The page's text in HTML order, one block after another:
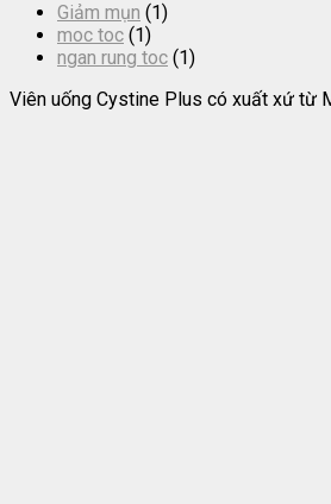
Giảm mụn (1)
moc toc (1)
ngan rung toc (1)
Viên uống Cystine Plus có xuất xứ từ